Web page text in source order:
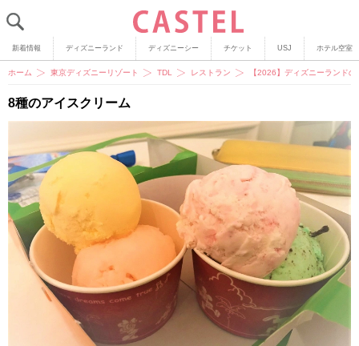
新着情報 ディズニーランド ディズニーシー チケット USJ ホテル空室
ホーム 東京ディズニーリゾート TDL レストラン 【2026】ディズニーランド
8種のアイスクリーム